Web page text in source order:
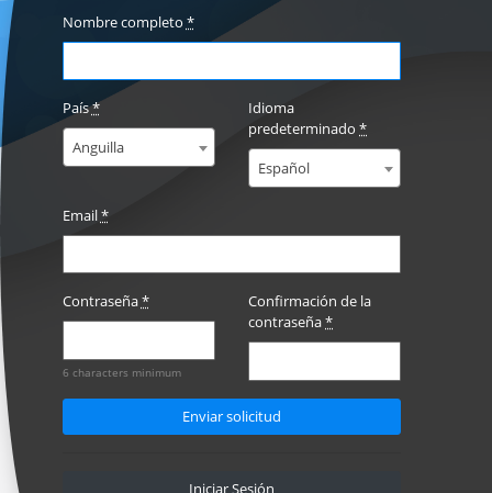
Nombre completo *
País*
Anguilla
Idioma
predeterminado*
Español
Email*
Contraseña*
6 characters minimum
Confirmación de la
contraseña*
Iniciar Sesión